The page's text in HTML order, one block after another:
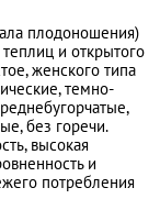
плодоношения)
и открытого
женского типа
темно-
без горечи.
высокая
и
потребления